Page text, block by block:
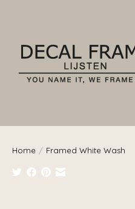
Home / Framed White Wash